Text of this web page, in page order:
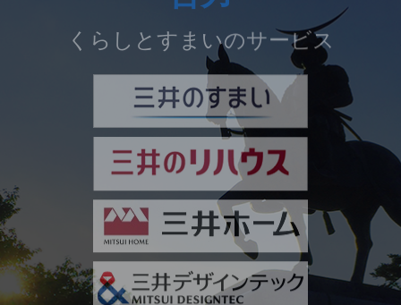
くらしとすまいのサービス